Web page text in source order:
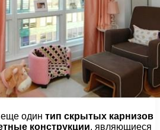
один тип скрытых карнизов
конструкции, являющиеся